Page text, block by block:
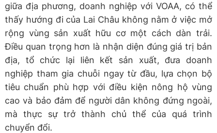
giữa địa phương, doanh nghiệp với VOAA, có thể
thấy hướng đi của Lai Châu không nằm ở việc mở
rộng vùng sản xuất hữu cơ một cách dàn trải.
Điều quan trọng hơn là nhận diện đúng giá trị bản
địa, tổ chức lại liên kết sản xuất, đưa doanh
nghiệp tham gia chuỗi ngay từ đầu, lựa chọn bộ
tiêu chuẩn phù hợp với điều kiện nông hộ vùng
cao và bảo đảm để người dân không đứng ngoài,
mà thực sự trở thành chủ thể của quá trình
chuyển đổi.